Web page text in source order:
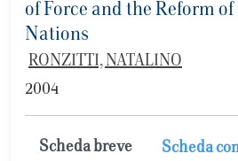
of Force and the Reform
Nations
RONZITTI, NATALINO
2004
Scheda breve Scheda